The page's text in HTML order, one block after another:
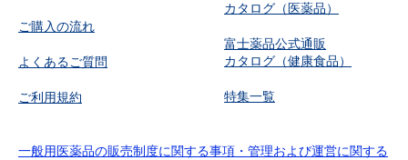
ご購入の流れ
よくあるご質問
ご利用規約
カタログ（医薬品）
富士薬品公式通販
カタログ（健康食品）
特集一覧
一般用医薬品の販売制度に関する事項・管理および運営に関する